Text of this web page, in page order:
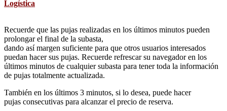
Logística
Recuerde que las pujas realizadas en los últimos minutos pueden
prolongar el final de la subasta,
dando así margen suficiente para que otros usuarios interesados
puedan hacer sus pujas. Recuerde refrescar su navegador en los
últimos minutos de cualquier subasta para tener toda la información
de pujas totalmente actualizada.
También en los últimos 3 minutos, si lo desea, puede hacer
pujas consecutivas para alcanzar el precio de reserva.